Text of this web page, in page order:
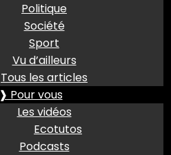
Politique
Société
Sport
Vu d’ailleurs
Tous les articles
❱ Pour vous
Les vidéos
Ecotutos
Podcasts